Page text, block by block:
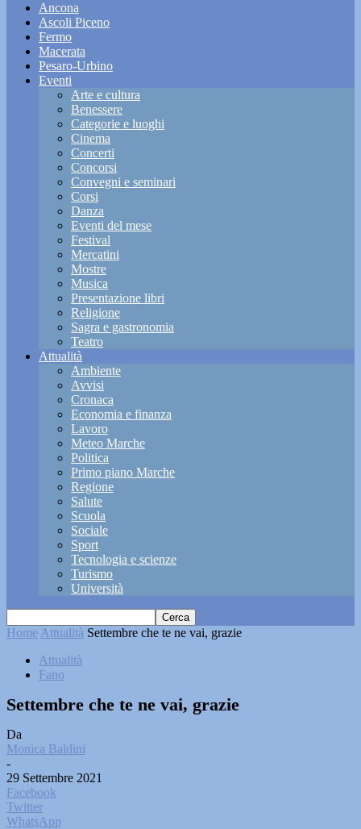
Ancona
Ascoli Piceno
Fermo
Macerata
Pesaro-Urbino
Eventi
Arte e cultura
Benessere
Categorie e luoghi
Cinema
Concerti
Concorsi
Convegni e seminari
Corsi
Danza
Eventi del mese
Festival
Mercatini
Mostre
Musica
Presentazione libri
Religione
Sagra e gastronomia
Teatro
Attualità
Ambiente
Avvisi
Cronaca
Economia e finanza
Lavoro
Meteo Marche
Politica
Primo piano Marche
Regione
Salute
Scuola
Sociale
Sport
Tecnologia e scienze
Turismo
Università
Home Attualità Settembre che te ne vai, grazie
Attualità
Fano
Settembre che te ne vai, grazie
Da
Monica Baldini
-
29 Settembre 2021
Facebook
Twitter
WhatsApp